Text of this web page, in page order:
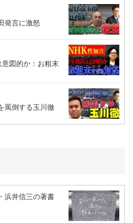
発言に激怒
意図的か：お粗末
罵倒する玉川徹
浜井信三の著書